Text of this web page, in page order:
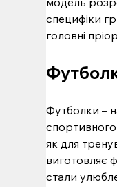
специфіки
головні
Футболки –
як для
виготовляє
стали